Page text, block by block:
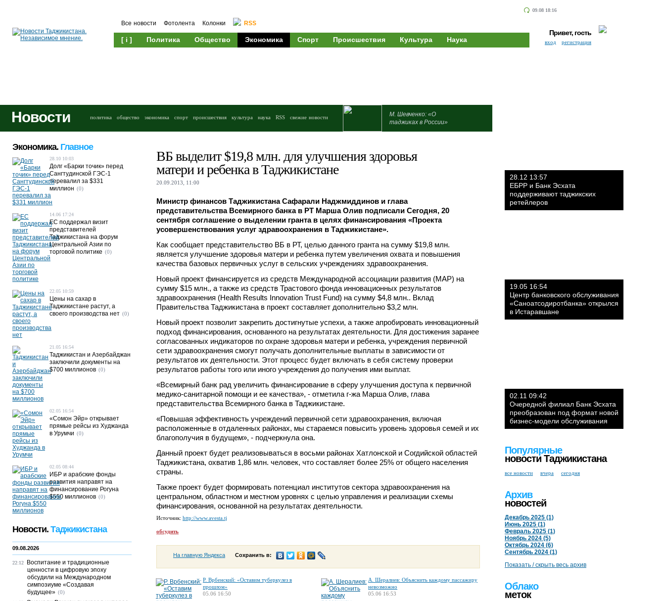
09.08 18:16
Все новости Фотолента Колонки RSS
[ i ] Политика Общество Экономика Спорт Происшествия Культура Наука
Привет, гость
вход регистрация
Новости политика общество экономика спорт происшествия культура наука RSS свежие новости
М. Шевченко: «О
таджиках в России»
ВБ выделит $19,8 млн. для улучшения здоровья
матери и ребенка в Таджикистане
20.09.2013, 11:00
Министр финансов Таджикистана Сафарали Наджмиддинов и глава
представительства Всемирного банка в РТ Марша Олив подписали Сегодня, 20
сентября соглашение о выделении гранта в целях финансирования «Проекта
усовершенствования услуг здравоохранения в Таджикистане».
Как сообщает представительство ВБ в РТ, целью данного гранта на сумму $19,8 млн.
является улучшение здоровья матери и ребенка путем увеличения охвата и повышения
качества базовых первичных услуг в сельских учреждениях здравоохранения.
Новый проект финансируется из средств Международной ассоциации развития (МАР) на
сумму $15 млн., а также из средств Трастового фонда инновационных результатов
здравоохранения (Health Results Innovation Trust Fund) на сумму $4,8 млн.. Вклад
Правительства Таджикистана в проект составляет дополнительно $3,2 млн.
Новый проект позволит закрепить достигнутые успехи, а также апробировать инновационный
подход финансирования, основанного на результатах деятельности. Для достижения заранее
согласованных индикаторов по охране здоровья матери и ребенка, учреждения первичной
сети здравоохранения смогут получать дополнительные выплаты в зависимости от
результатов их деятельности. Этот процесс будет включать в себя систему проверки
результатов работы того или иного учреждения до получения ими выплат.
«Всемирный банк рад увеличить финансирование в сферу улучшения доступа к первичной
медико-санитарной помощи и ее качества», - отметила г-жа Марша Олив, глава
представительства Всемирного банка в Таджикистане.
«Повышая эффективность учреждений первичной сети здравоохранения, включая
расположенные в отдаленных районах, мы стараемся повысить уровень здоровья семей и их
благополучия в будущем», - подчеркнула она.
Данный проект будет реализовываться в восьми районах Хатлонской и Согдийской областей
Таджикистана, охватив 1,86 млн. человек, что составляет более 25% от общего населения
страны.
Также проект будет формировать потенциал институтов сектора здравоохранения на
центральном, областном и местном уровнях с целью управления и реализации схемы
финансирования, основанной на результатах деятельности.
Источник: http://www.avesta.tj
обсудить
На главную Яндекса Сохранить в:
Р. Врбенский: «Оставим туберкулез в
прошлом»
05.06 16:50
А. Шералиев: Объяснить каждому пассажиру
невозможно
05.06 16:53
Экономика. Главное
28.10 10:03
Долг «Барки точик» перед
Сангтудинской ГЭС-1
перевалил за $331
миллион (0)
14.06 17:24
ЕС поддержал визит
представителей
Таджикистана на форум
Центральной Азии по
торговой политике (0)
22.05 10:59
Цены на сахар в
Таджикистане растут, а
своего производства нет (0)
21.05 16:54
Таджикистан и Азербайджан
заключили документы на
$700 миллионов (0)
02.05 16:54
«Сомон Эйр» открывает
прямые рейсы из Худжанда
в Урумчи (0)
02.05 08:44
ИБР и арабские фонды
развития направят на
финансирование Рогуна
$550 миллионов (0)
Новости. Таджикистана
09.08.2026
22:12
Воспитание и традиционные
ценности в цифровую эпоху
обсудили на Международном
симпозиуме «Создавая
будущее» (0)
28.12 13:57
ЕБРР и Банк Эсхата
поддерживают таджикских
ретейлеров
19.05 16:54
Центр банковского обслуживания
«Саноатсодиротбанка» открылся
в Истаравшане
02.11 09:42
Очередной филиал Банк Эсхата
преобразован под формат новой
бизнес-модели обслуживания
Популярные
новости Таджикистана
все новости вчера сегодня
Архив
новостей
Декабрь 2025 (1)
Июнь 2025 (1)
Февраль 2025 (1)
Ноябрь 2024 (5)
Октябрь 2024 (6)
Сентябрь 2024 (1)
Показать / скрыть весь архив
Облако
меток